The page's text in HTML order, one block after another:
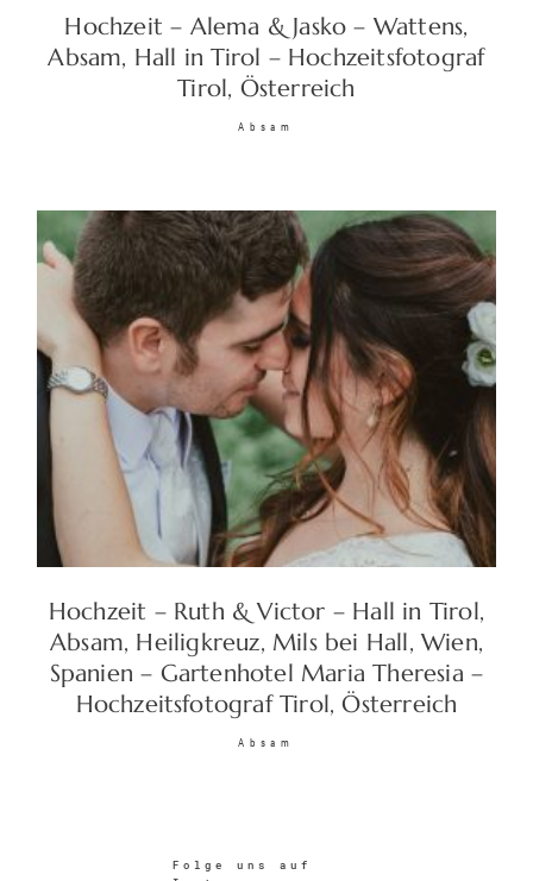
Hochzeit – Alema & Jasko – Wattens,
Absam, Hall in Tirol – Hochzeitsfotograf
Tirol, Österreich
Absam
Hochzeit – Ruth & Victor – Hall in Tirol,
Absam, Heiligkreuz, Mils bei Hall, Wien,
Spanien – Gartenhotel Maria Theresia –
Hochzeitsfotograf Tirol, Österreich
Absam
Folge uns auf